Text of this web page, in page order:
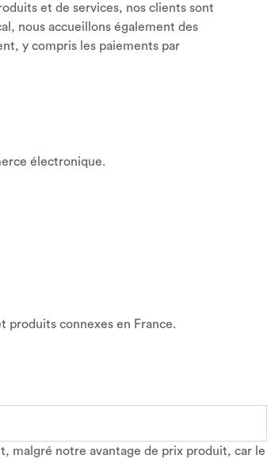
et de services, nos clients sont
nous accueillons également des
y compris les paiements par
électronique.
produits connexes en France.
malgré notre avantage de prix produit, car le